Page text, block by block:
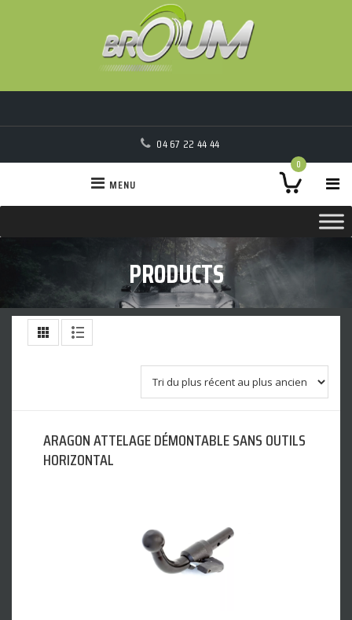
04 67 22 44 44
0
MENU
PRODUCTS
ARAGON ATTELAGE DÉMONTABLE SANS OUTILS
HORIZONTAL